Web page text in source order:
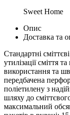
Sweet Home
Опис
Доставка та
Стандартні
утилізації сміття
використання та
передбачена
поліетилену з
шляху до
максимальний